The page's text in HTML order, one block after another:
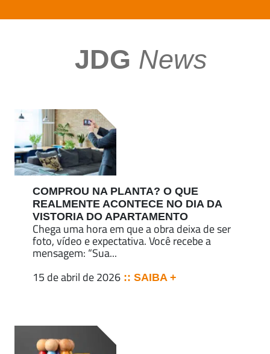
JDG News
COMPROU NA PLANTA? O QUE
REALMENTE ACONTECE NO DIA DA
VISTORIA DO APARTAMENTO
Chega uma hora em que a obra deixa de ser
foto, vídeo e expectativa. Você recebe a
mensagem: “Sua...
15 de abril de 2026 :: SAIBA +